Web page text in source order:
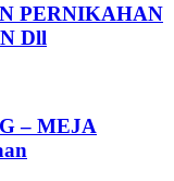
PERNIKAHAN
Dll
– MEJA